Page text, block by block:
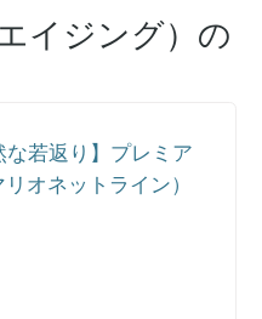
イジング） の
な若返り】プレミア
オネットライン）